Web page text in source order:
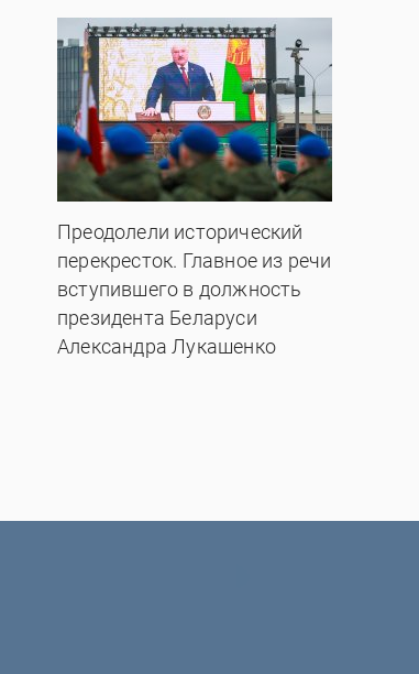
Преодолели исторический
перекресток. Главное из речи
вступившего в должность
президента Беларуси
Александра Лукашенко